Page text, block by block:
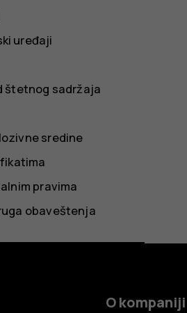
uređaji
štetnog sadržaja
sredine
pravima
obaveštenja
O kompaniji